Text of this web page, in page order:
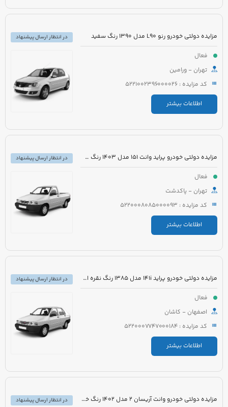
مزایده دولتی خودرو رنو L90 مدل 1390 رنگ سفید
فعال
تهران - ورامین
کد مزایده : 5221002396000026
اطلاعات بیشتر
در انتظار ارسال پیشنهاد
مزایده دولتی خودرو پراید وانت 151 مدل 1403 رنگ سفید صدفی
فعال
تهران - پاکدشت
کد مزایده : 5220008085000093
اطلاعات بیشتر
در انتظار ارسال پیشنهاد
مزایده دولتی خودرو پراید 141i مدل 1385 رنگ نقره ای متالیک
فعال
اصفهان - کاشان
کد مزایده : 5220007747000184
اطلاعات بیشتر
در انتظار ارسال پیشنهاد
مزایده دولتی خودرو وانت آریسان 2 مدل 1402 رنگ خاکستری متالیک
در انتظار ارسال پیشنهاد